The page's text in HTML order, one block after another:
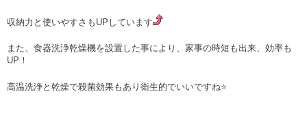
収納力と使いやすさもUPしています
また、食器洗浄乾燥機を設置した事により、家事の時短も出来、効率も
UP！
高温洗浄と乾燥で殺菌効果もあり衛生的でいいですね⭐